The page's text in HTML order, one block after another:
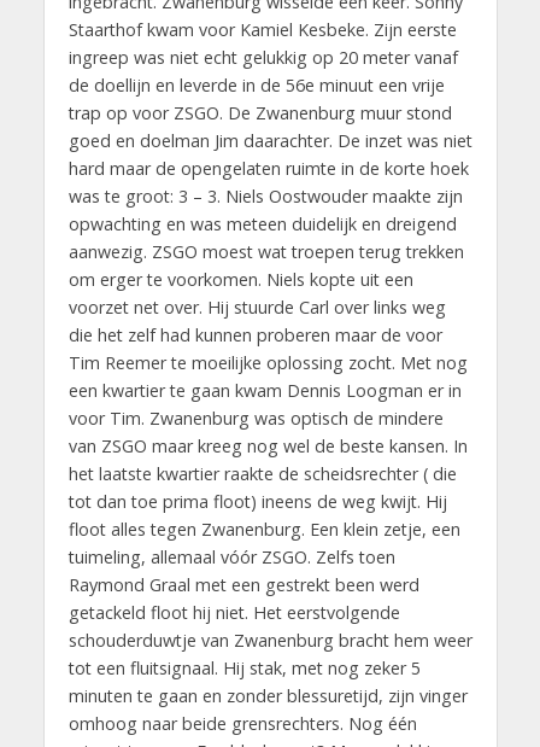
Staarthof kwam voor Kamiel Kesbeke. Zijn eerste
ingreep was niet echt gelukkig op 20 meter vanaf
de doellijn en leverde in de 56e minuut een vrije
trap op voor ZSGO. De Zwanenburg muur stond
goed en doelman Jim daarachter. De inzet was niet
hard maar de opengelaten ruimte in de korte hoek
was te groot: 3 – 3. Niels Oostwouder maakte zijn
opwachting en was meteen duidelijk en dreigend
aanwezig. ZSGO moest wat troepen terug trekken
om erger te voorkomen. Niels kopte uit een
voorzet net over. Hij stuurde Carl over links weg
die het zelf had kunnen proberen maar de voor
Tim Reemer te moeilijke oplossing zocht. Met nog
een kwartier te gaan kwam Dennis Loogman er in
voor Tim. Zwanenburg was optisch de mindere
van ZSGO maar kreeg nog wel de beste kansen. In
het laatste kwartier raakte de scheidsrechter ( die
tot dan toe prima floot) ineens de weg kwijt. Hij
floot alles tegen Zwanenburg. Een klein zetje, een
tuimeling, allemaal vóór ZSGO. Zelfs toen
Raymond Graal met een gestrekt been werd
getackeld floot hij niet. Het eerstvolgende
schouderduwtje van Zwanenburg bracht hem weer
tot een fluitsignaal. Hij stak, met nog zeker 5
minuten te gaan en zonder blessuretijd, zijn vinger
omhoog naar beide grensrechters. Nog één